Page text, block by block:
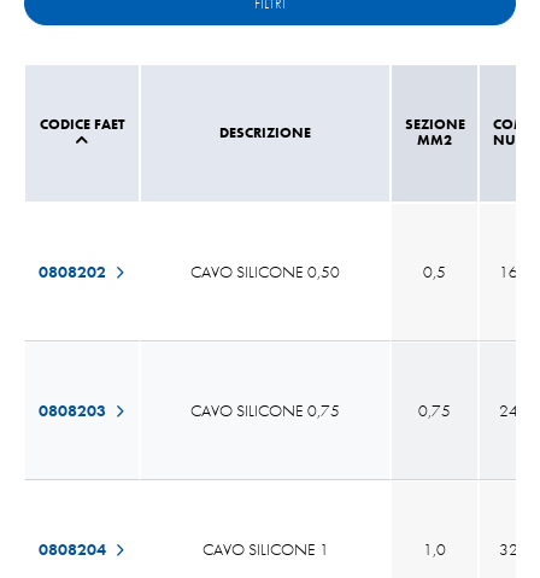
CODICE FAET DESCRIZIONE
0808202 CAVO SILICONE 0,50
0808203 CAVO SILICONE 0,75
0808204 CAVO SILICONE 1
SEZIONE
MM2
NUM
0,5 16 x
0,75 24 x
1,0 32 x